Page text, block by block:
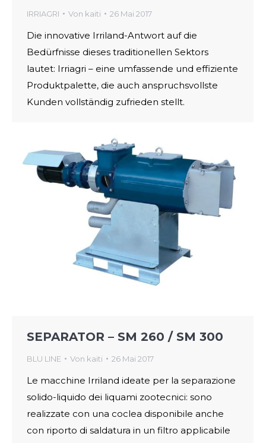
IRRIAGRI Von kaiti 26 Mai 2017
Die innovative Irriland-Antwort auf die
Bedürfnisse dieses traditionellen Sektors
lautet: Irriagri – eine umfassende und effiziente
Produktpalette, die auch anspruchsvollste
Kunden vollständig zufrieden stellt.
SEPARATOR – SM 260 / SM 300
BLU LINE Von kaiti 26 Mai 2017
Le macchine Irriland ideate per la separazione
solido-liquido dei liquami zootecnici: sono
realizzate con una coclea disponibile anche
con riporto di saldatura in un filtro applicabile